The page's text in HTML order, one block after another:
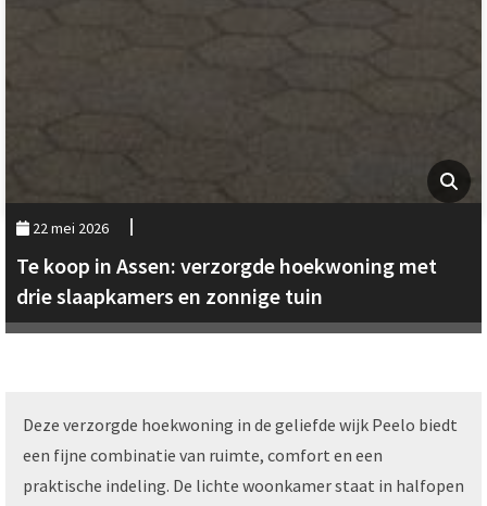
22 mei 2026
Te koop in Assen: verzorgde hoekwoning met
drie slaapkamers en zonnige tuin
Deze verzorgde hoekwoning in de geliefde wijk Peelo biedt
een fijne combinatie van ruimte, comfort en een
praktische indeling. De lichte woonkamer staat in halfopen